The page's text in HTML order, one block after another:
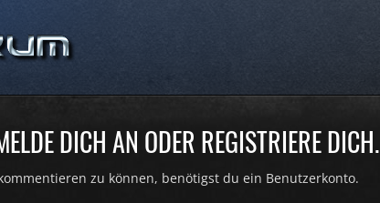
DICH AN ODER REGISTRIERE DICH.
zu können, benötigst du ein Benutzerkonto.